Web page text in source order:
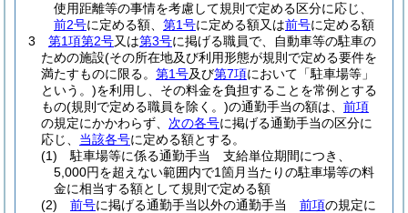
使用距離等の事情を考慮して規則で定める区分に応じ、
前2号に定める額、 第1号に定める額又は前号に定める額
3
第1項第2号又は第3号に掲げる職員で、自動車等の駐車の
ための施設(その所在地及び利用形態が規則で定める要件を
満たすものに限る。 第1号及び第7項において「駐車場等」
という。)を利用し、その料金を負担することを常例とする
もの(規則で定める職員を除く。)の通勤手当の額は、 前項
の規定にかかわらず、 次の各号に掲げる通勤手当の区分に
応じ、 当該各号に定める額とする。
(1)
駐車場等に係る通勤手当 支給単位期間につき、
5,000円を超えない範囲内で1箇月当たりの駐車場等の料
金に相当する額として規則で定める額
(2)
前号に掲げる通勤手当以外の通勤手当 前項の規定に